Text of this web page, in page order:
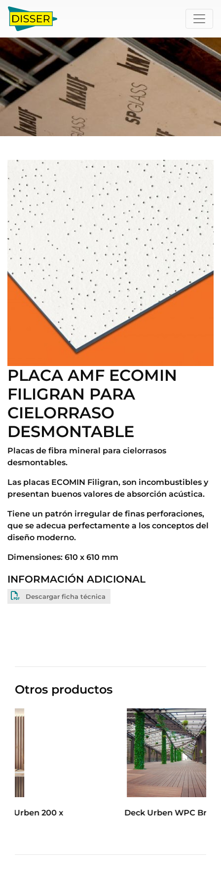
PLACA AMF ECOMIN
FILIGRAN PARA
CIELORRASO
DESMONTABLE
Placas de fibra mineral para cielorrasos
desmontables.
Las placas ECOMIN Filigran, son incombustibles y
presentan buenos valores de absorción acústica.
Tiene un patrón irregular de finas perforaciones,
que se adecua perfectamente a los conceptos del
diseño moderno.
Dimensiones: 610 x 610 mm
INFORMACIÓN ADICIONAL
Descargar ficha técnica
Otros productos
Deck Urben WPC Brise